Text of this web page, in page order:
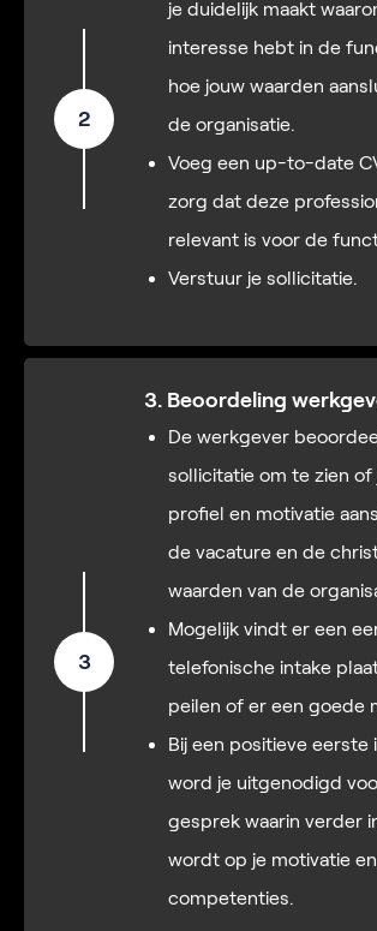
2
je duidelijk maakt
interesse hebt in de
hoe jouw waarden
de organisatie.
Voeg een up-to-date
zorg dat deze
relevant is voor de
Verstuur je sollicitatie.
3
3. Beoordeling
De werkgever
sollicitatie om te zien of
profiel en motivatie
de vacature en de
waarden van de
Mogelijk vindt er een
telefonische intake
peilen of er een goede
Bij een positieve eerste
word je uitgenodigd
gesprek waarin verder
wordt op je motivatie en
competenties.